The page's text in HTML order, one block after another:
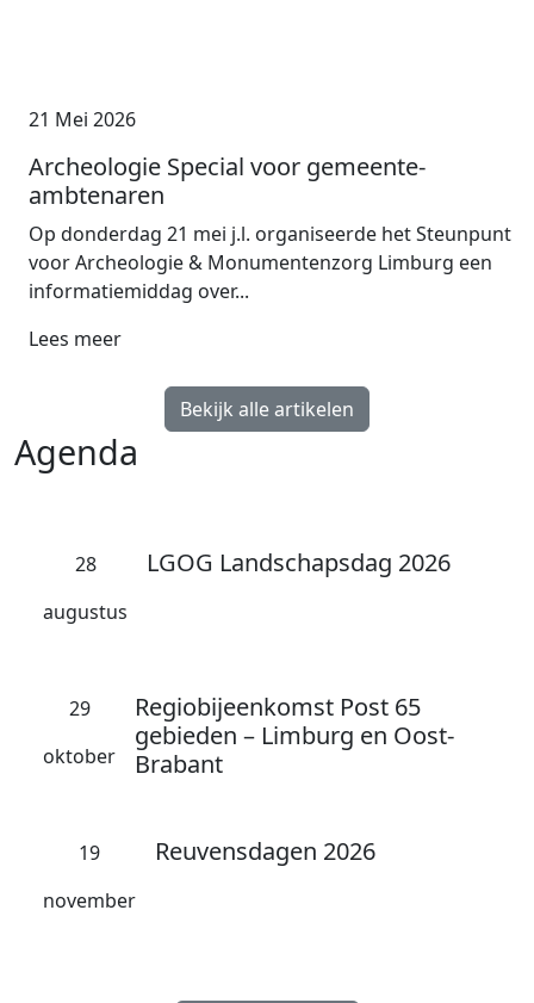
21 Mei 2026
Archeologie Special voor gemeente-
ambtenaren
Op donderdag 21 mei j.l. organiseerde het Steunpunt
voor Archeologie & Monumentenzorg Limburg een
informatiemiddag over...
Lees meer
Bekijk alle artikelen
Agenda
28
augustus
LGOG Landschapsdag 2026
29
oktober
Regiobijeenkomst Post 65
gebieden – Limburg en Oost-
Brabant
19
november
Reuvensdagen 2026